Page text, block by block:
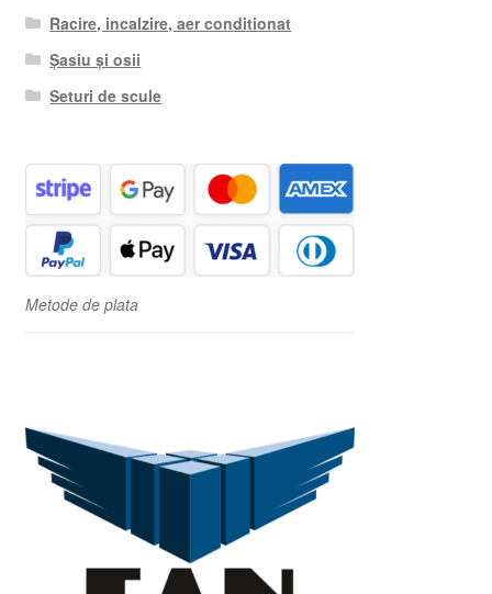
Racire, incalzire, aer conditionat
Șasiu și osii
Seturi de scule
Metode de plata